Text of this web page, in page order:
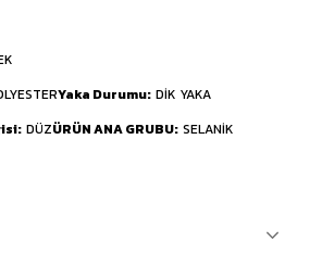
Yaka Durumu DİK YAKA
DÜZÜRÜN ANA GRUBU SELANİK